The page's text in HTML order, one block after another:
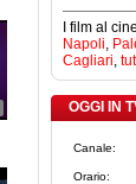
I film al
Napoli,
Cagliari,
OGGI IN
Canale:
Orario: